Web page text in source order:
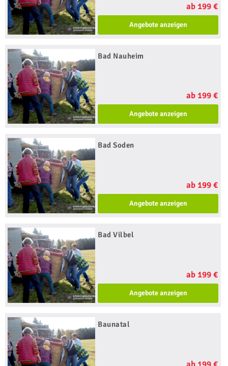
ab 199 €
Angebote anzeigen
Bad Nauheim
ab 199 €
Angebote anzeigen
Bad Soden
ab 199 €
Angebote anzeigen
Bad Vilbel
ab 199 €
Angebote anzeigen
Baunatal